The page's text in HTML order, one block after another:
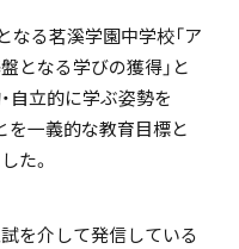
なる茗溪学園中学校「ア
となる学びの獲得」と
自立的に学ぶ姿勢を
を一義的な教育目標と
た。
を介して発信している
て